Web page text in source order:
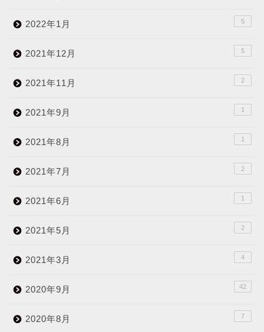
2022年1月 5
2021年12月 5
2021年11月 2
2021年9月 1
2021年8月 1
2021年7月 2
2021年6月 1
2021年5月 2
2021年3月 4
2020年9月 42
2020年8月 7